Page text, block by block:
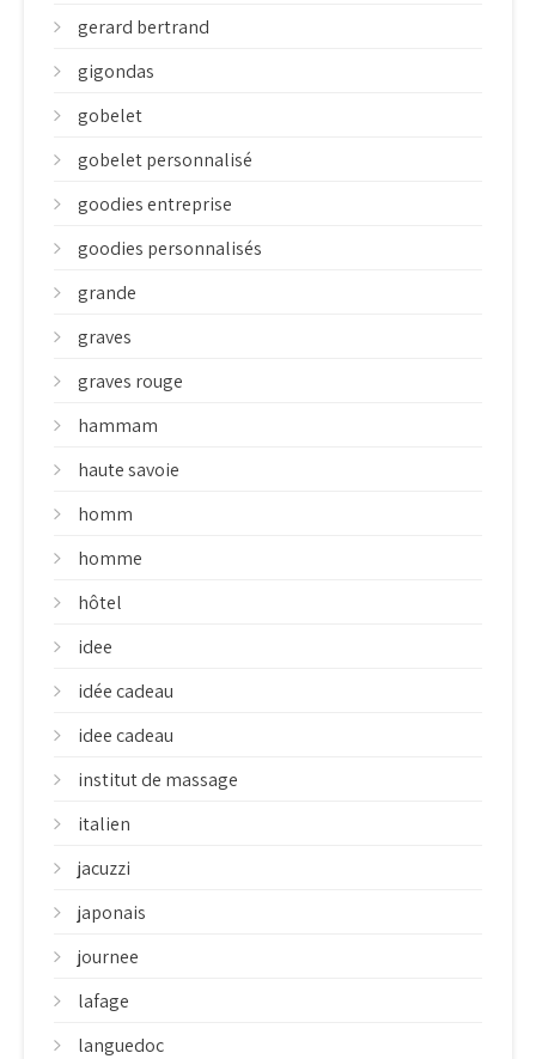
gerard bertrand
gigondas
gobelet
gobelet personnalisé
goodies entreprise
goodies personnalisés
grande
graves
graves rouge
hammam
haute savoie
homm
homme
hôtel
idee
idée cadeau
idee cadeau
institut de massage
italien
jacuzzi
japonais
journee
lafage
languedoc